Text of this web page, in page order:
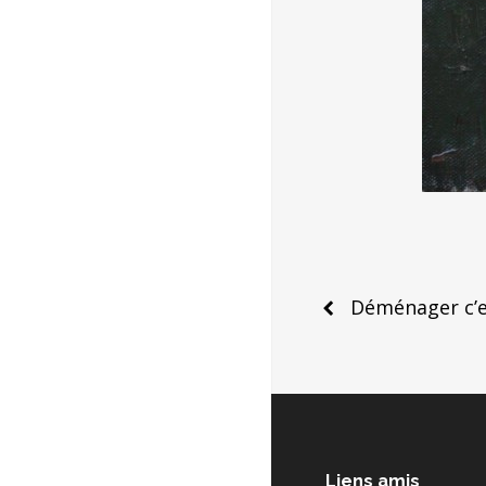
Post
Déménager
Liens amis